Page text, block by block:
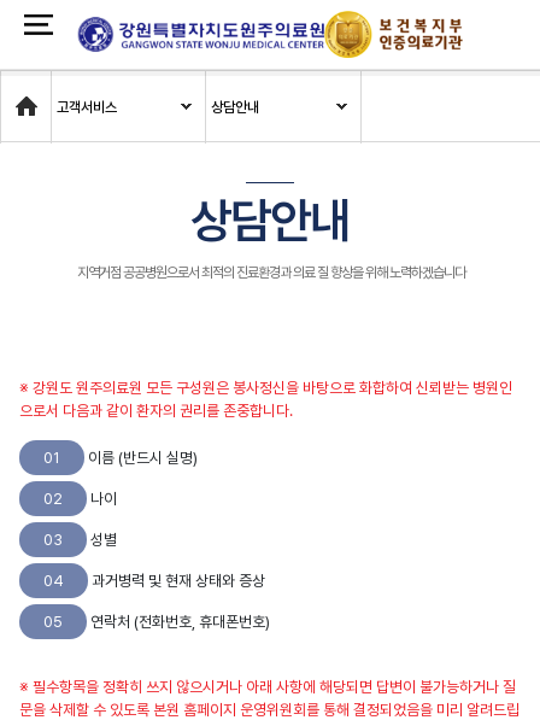
Home
고객서비스 상담안내
상담안내
지역거점 공공병원으로서 최적의 진료환경과 의료 질 향상을 위해 노력하겠습니다
※ 강원도 원주의료원 모든 구성원은 봉사정신을 바탕으로 화합하여 신뢰받는 병원인
으로서 다음과 같이 환자의 권리를 존중합니다.
01 이름 (반드시 실명)
02 나이
03 성별
04 과거병력 및 현재 상태와 증상
05 연락처 (전화번호, 휴대폰번호)
※ 필수항목을 정확히 쓰지 않으시거나 아래 사항에 해당되면 답변이 불가능하거나 질
문을 삭제할 수 있도록 본원 홈페이지 운영위원회를 통해 결정되었음을 미리 알려드립